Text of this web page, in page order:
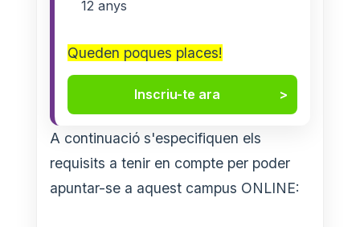
12 anys
Queden poques places!
Inscriu-te ara
A continuació s'especifiquen els
requisits a tenir en compte per poder
apuntar-se a aquest campus ONLINE: